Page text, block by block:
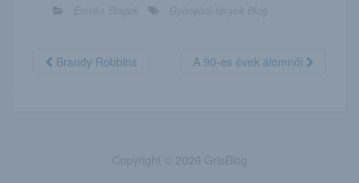
Brandy Robbins A 90-es évek álomnői